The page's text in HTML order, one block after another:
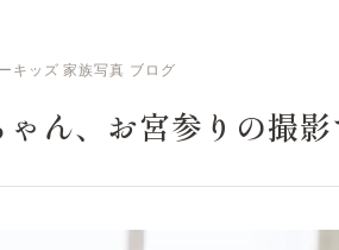
キッズ 家族写真 ブログ
ん、お宮参りの撮